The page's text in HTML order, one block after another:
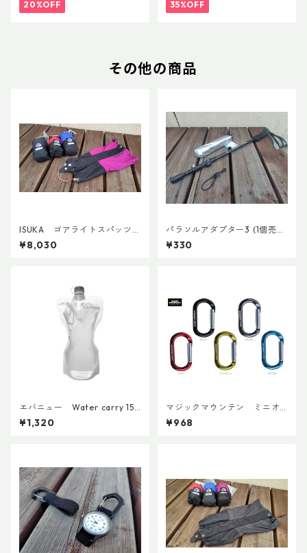
20%OFF 35%OFF
その他の商品
ISUKA ゴアライトスパッツカ
スタム STD
¥8,030
パラソルアダプター3 (1個売
り)
¥330
エバニュー Water carry 150
0ml Grey
¥1,320
マジックマウンテン ミニオ
ーバルビナー
¥968